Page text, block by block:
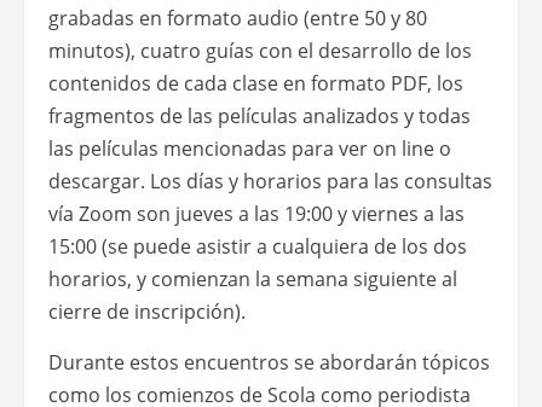
grabadas en formato audio (entre 50 y 80
minutos), cuatro guías con el desarrollo de los
contenidos de cada clase en formato PDF, los
fragmentos de las películas analizados y todas
las películas mencionadas para ver on line o
descargar. Los días y horarios para las consultas
vía Zoom son jueves a las 19:00 y viernes a las
15:00 (se puede asistir a cualquiera de los dos
horarios, y comienzan la semana siguiente al
cierre de inscripción).
Durante estos encuentros se abordarán tópicos
como los comienzos de Scola como periodista